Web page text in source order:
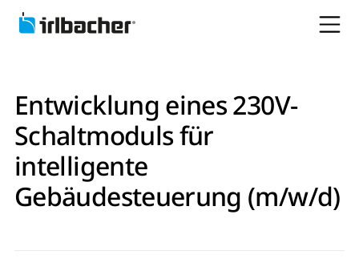
Entwicklung eines 230V-
Schaltmoduls für
intelligente
Gebäudesteuerung (m/w/d)